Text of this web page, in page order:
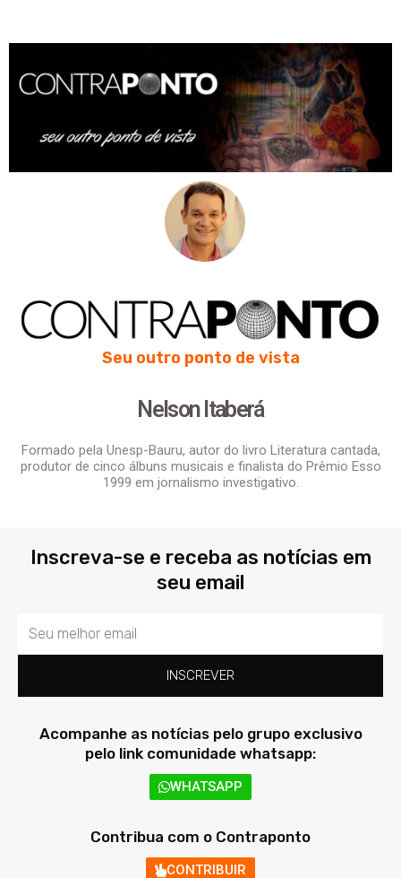
Seu outro ponto de vista
Nelson Itaberá
Formado pela Unesp-Bauru, autor do livro Literatura cantada,
produtor de cinco álbuns musicais e finalista do Prêmio Esso
1999 em jornalismo investigativo.
Inscreva-se e receba as notícias em
seu email
Email
INSCREVER
Acompanhe as notícias pelo grupo exclusivo
pelo link comunidade whatsapp:
WHATSAPP
Contribua com o Contraponto
CONTRIBUIR